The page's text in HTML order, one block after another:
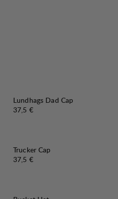
Lundhags Dad Cap
Preis:
37,5 €
Trucker Cap
Preis:
37,5 €
VERKAUF: